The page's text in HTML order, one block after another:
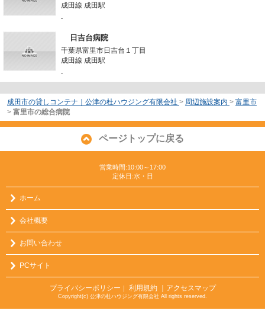
成田線 成田駅
-
日吉台病院
千葉県富里市日吉台１丁目
成田線 成田駅
-
成田市の貸しコンテナ｜公津の杜ハウジング有限会社 > 周辺施設案内 > 富里市
> 富里市の総合病院
ページトップに戻る
営業時間:10:00～17:00
定休日:水・日
ホーム
会社概要
お問い合わせ
PCサイト
プライバシーポリシー ｜ 利用規約 ｜アクセスマップ
Copyright(c) 公津の杜ハウジング有限会社 All rights reserved.